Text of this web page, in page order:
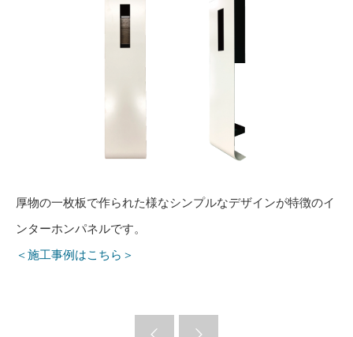
厚物の一枚板で作られた様なシンプルなデザインが特徴のイ
ンターホンパネルです。
＜施工事例はこちら＞